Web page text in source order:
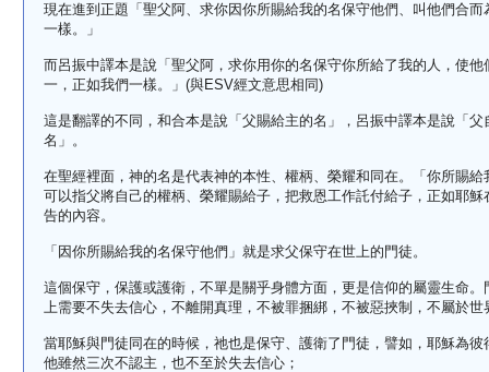
現在進到正題「聖父阿、求你因你所賜給我的名保守他們、叫他們合而
一樣。」
而呂振中譯本是說「聖父阿，求你用你的名保守你所給了我的人，使他
一，正如我們一樣。」(與ESV經文意思相同)
這是翻譯的不同，和合本是說「父賜給主的名」，呂振中譯本是說「父
名」。
在聖經裡面，神的名是代表神的本性、權柄、榮耀和同在。「你所賜給
可以指父將自己的權柄、榮耀賜給子，把救恩工作託付給子，正如耶穌
告的內容。
「因你所賜給我的名保守他們」就是求父保守在世上的門徒。
這個保守，保護或護衛，不單是關乎身體方面，更是信仰的屬靈生命。
上需要不失去信心，不離開真理，不被罪捆綁，不被惡挾制，不屬於世
當耶穌與門徒同在的時候，祂也是保守、護衛了門徒，譬如，耶穌為彼
他雖然三次不認主，也不至於失去信心；